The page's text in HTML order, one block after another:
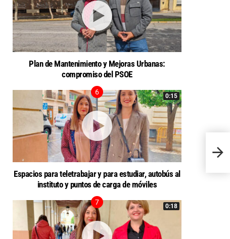
Plan de Mantenimiento y Mejoras Urbanas:
compromiso del PSOE
0:15
Espacios para teletrabajar y para estudiar, autobús al
instituto y puntos de carga de móviles
0:18